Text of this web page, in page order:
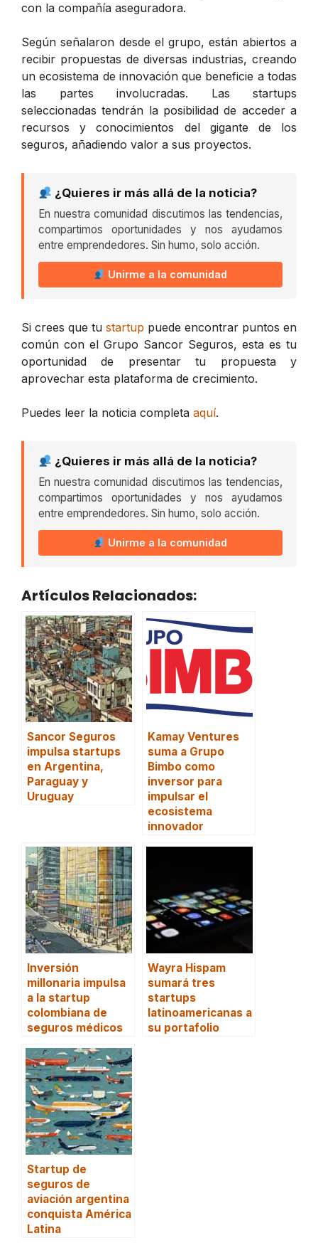
con la compañía aseguradora.
Según señalaron desde el grupo, están abiertos a
recibir propuestas de diversas industrias, creando
un ecosistema de innovación que beneficie a todas
las partes involucradas. Las startups
seleccionadas tendrán la posibilidad de acceder a
recursos y conocimientos del gigante de los
seguros, añadiendo valor a sus proyectos.
¿Quieres ir más allá de la noticia?
En nuestra comunidad discutimos las tendencias,
compartimos oportunidades y nos ayudamos
entre emprendedores. Sin humo, solo acción.
Unirme a la comunidad
Si crees que tu startup puede encontrar puntos en
común con el Grupo Sancor Seguros, esta es tu
oportunidad de presentar tu propuesta y
aprovechar esta plataforma de crecimiento.
Puedes leer la noticia completa aquí.
¿Quieres ir más allá de la noticia?
En nuestra comunidad discutimos las tendencias,
compartimos oportunidades y nos ayudamos
entre emprendedores. Sin humo, solo acción.
Unirme a la comunidad
Artículos Relacionados:
Sancor Seguros
impulsa startups
en Argentina,
Paraguay y
Uruguay
Kamay Ventures
suma a Grupo
Bimbo como
inversor para
impulsar el
ecosistema
innovador
Inversión
millonaria impulsa
a la startup
colombiana de
seguros médicos
Wayra Hispam
sumará tres
startups
latinoamericanas a
su portafolio
Startup de
seguros de
aviación argentina
conquista América
Latina